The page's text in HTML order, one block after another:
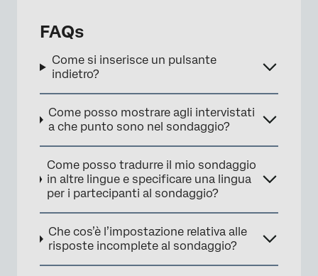
FAQs
Come si inserisce un pulsante
indietro?
Come posso mostrare agli intervistati
a che punto sono nel sondaggio?
Come posso tradurre il mio sondaggio
in altre lingue e specificare una lingua
per i partecipanti al sondaggio?
Che cos’è l’impostazione relativa alle
risposte incomplete al sondaggio?